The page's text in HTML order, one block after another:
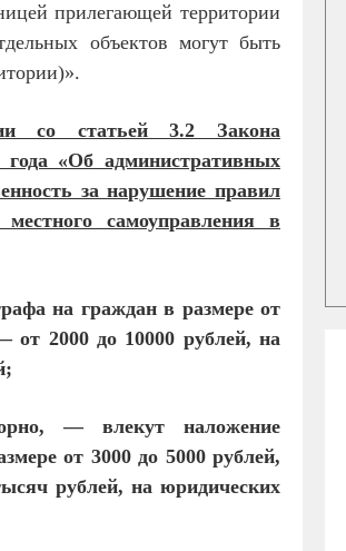
прилегающей территории
объектов могутбыть
».
со статьей 3.2 Закона
«Об административных
за нарушение правил
местного самоуправления в
на граждан в размере от
от 2000 до 10000 рублей, на
— влекут наложение
от 3000 до 5000 рублей,
рублей, на юридических